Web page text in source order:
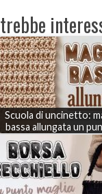
Scuola di uncinetto:
bassa allungata un